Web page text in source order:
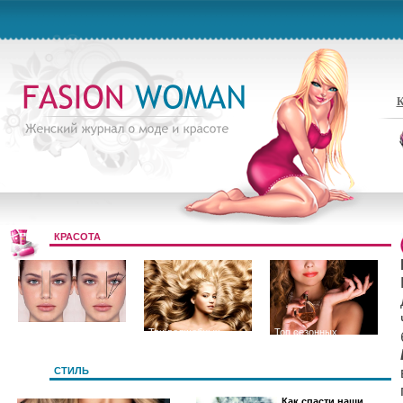
КРАСОТА
Три волшебных
Топ сезонных
СТИЛЬ